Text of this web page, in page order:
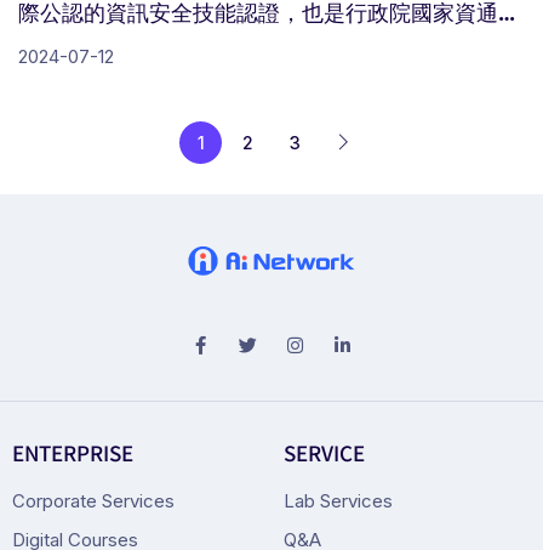
際公認的資訊安全技能認證，也是行政院國家資通安
2024-07-12
1 2 3
ENTERPRISE
Corporate Services
Digital Courses
SERVICE
Lab Services
Q&A